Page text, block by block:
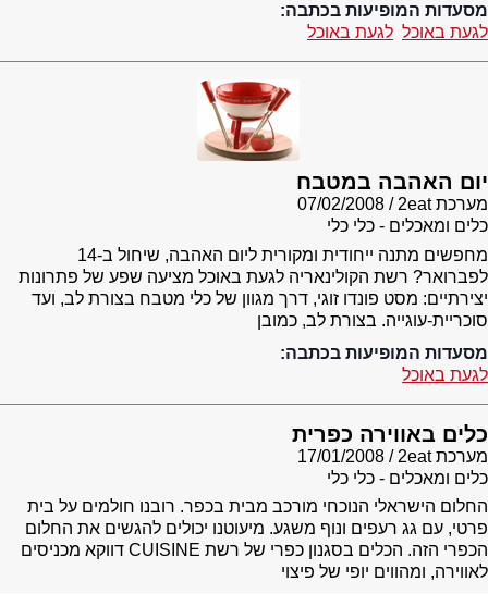
מסעדות המופיעות בכתבה:
לגעת באוכל לגעת באוכל
יום האהבה במטבח
מערכת 2eat
07/02/2008
כלים ומאכלים - כלי כלי
מחפשים מתנה ייחודית ומקורית ליום האהבה, שיחול ב-14
לפברואר? רשת הקולינאריה לגעת באוכל מציעה שפע של פתרונות
יצירתיים: מסט פונדו זוגי, דרך מגוון של כלי מטבח בצורת לב, ועד
סוכריית-עוגייה. בצורת לב, כמובן
מסעדות המופיעות בכתבה:
לגעת באוכל
כלים באווירה כפרית
מערכת 2eat
17/01/2008
כלים ומאכלים - כלי כלי
החלום הישראלי הנוכחי מורכב מבית בכפר. רובנו חולמים על בית
פרטי, עם גג רעפים ונוף משגע. מיעוטנו יכולים להגשים את החלום
הכפרי הזה. הכלים בסגנון כפרי של רשת CUISINE דווקא מכניסים
לאווירה, ומהווים יופי של פיצוי